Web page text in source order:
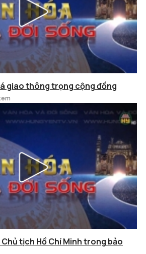
giao thông trọng cộng đồng
tịch Hồ Chí Minh trong bảo